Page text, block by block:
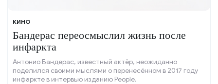
КИНО
Бандерас переосмыслил жизнь после
инфаркта
Антонио Бандерас, известный актёр, неожиданно
поделился своими мыслями о перенесённом в 2017 году
инфаркте в интервью изданию People.